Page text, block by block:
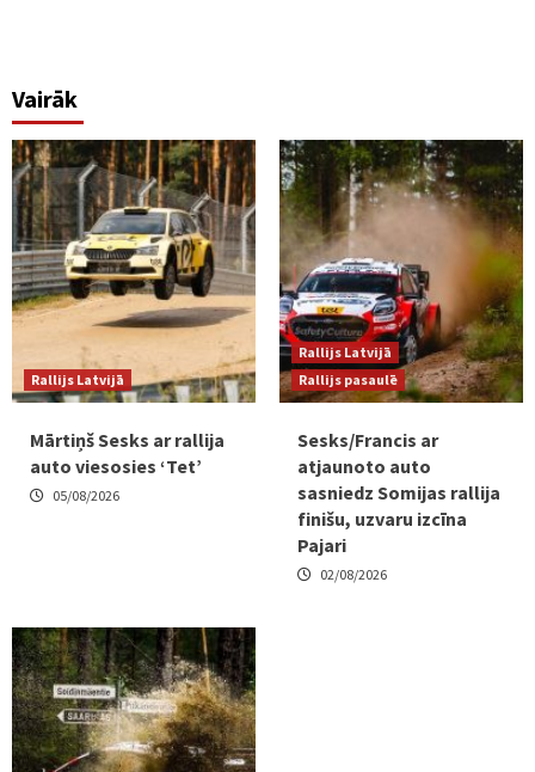
Vairāk
Rallijs Latvijā
Mārtiņš Sesks ar rallija
auto viesosies ‘Tet’
05/08/2026
Rallijs Latvijā
Rallijs pasaulē
Sesks/Francis ar
atjaunoto auto
sasniedz Somijas rallija
finišu, uzvaru izcīna
Pajari
02/08/2026